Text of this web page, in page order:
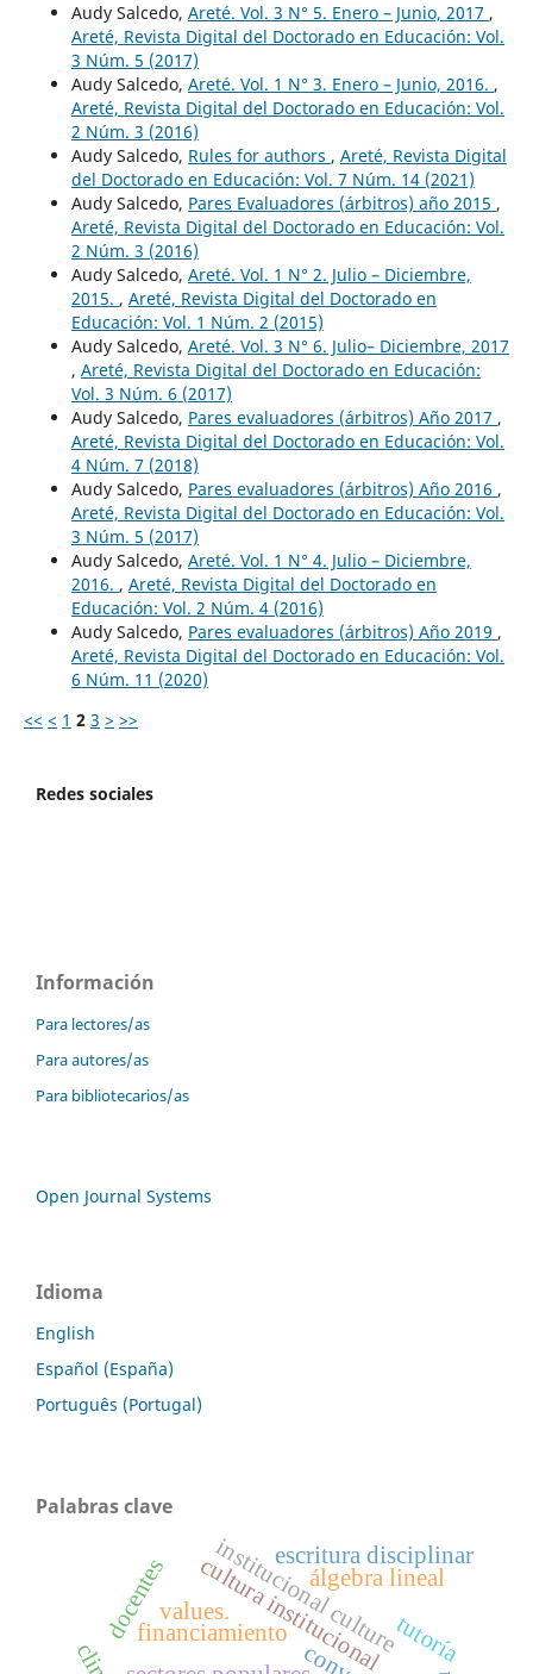
Audy Salcedo, Areté. Vol. 3 N° 5. Enero – Junio, 2017 ,
Areté, Revista Digital del Doctorado en Educación: Vol.
3 Núm. 5 (2017)
Audy Salcedo, Areté. Vol. 1 N° 3. Enero – Junio, 2016. ,
Areté, Revista Digital del Doctorado en Educación: Vol.
2 Núm. 3 (2016)
Audy Salcedo, Rules for authors , Areté, Revista Digital
del Doctorado en Educación: Vol. 7 Núm. 14 (2021)
Audy Salcedo, Pares Evaluadores (árbitros) año 2015 ,
Areté, Revista Digital del Doctorado en Educación: Vol.
2 Núm. 3 (2016)
Audy Salcedo, Areté. Vol. 1 N° 2. Julio – Diciembre,
2015. , Areté, Revista Digital del Doctorado en
Educación: Vol. 1 Núm. 2 (2015)
Audy Salcedo, Areté. Vol. 3 N° 6. Julio– Diciembre, 2017
, Areté, Revista Digital del Doctorado en Educación:
Vol. 3 Núm. 6 (2017)
Audy Salcedo, Pares evaluadores (árbitros) Año 2017 ,
Areté, Revista Digital del Doctorado en Educación: Vol.
4 Núm. 7 (2018)
Audy Salcedo, Pares evaluadores (árbitros) Año 2016 ,
Areté, Revista Digital del Doctorado en Educación: Vol.
3 Núm. 5 (2017)
Audy Salcedo, Areté. Vol. 1 N° 4. Julio – Diciembre,
2016. , Areté, Revista Digital del Doctorado en
Educación: Vol. 2 Núm. 4 (2016)
Audy Salcedo, Pares evaluadores (árbitros) Año 2019 ,
Areté, Revista Digital del Doctorado en Educación: Vol.
6 Núm. 11 (2020)
<< < 1 2 3 > >>
Redes sociales
Información
Para lectores/as
Para autores/as
Para bibliotecarios/as
Open Journal Systems
Idioma
English
Español (España)
Português (Portugal)
Palabras clave
financiamiento
cultura institucional
institucional culture
values.
álgebra lineal
escritura disciplinar
docentes tutoría